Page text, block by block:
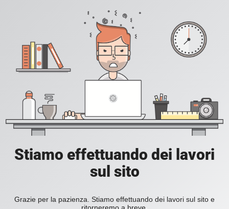
Stiamo effettuando dei lavori
sul sito
Grazie per la pazienza. Stiamo effettuando dei lavori sul sito e